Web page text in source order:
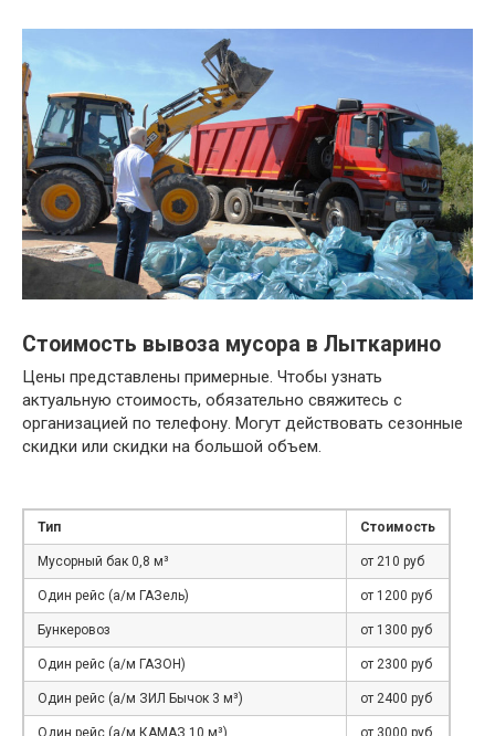
Стоимость вывоза мусора в Лыткарино
Цены представлены примерные. Чтобы узнать
актуальную стоимость, обязательно свяжитесь с
организацией по телефону. Могут действовать сезонные
скидки или скидки на большой объем.
Тип Стоимость
Мусорный бак 0,8 м³ от 210 руб
Один рейс (а/м ГАЗель) от 1200 руб
Бункеровоз от 1300 руб
Один рейс (а/м ГАЗОН) от 2300 руб
Один рейс (а/м ЗИЛ Бычок 3 м³) от 2400 руб